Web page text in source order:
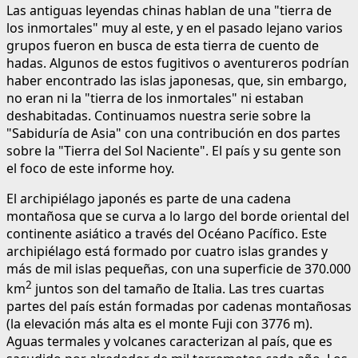
Las antiguas leyendas chinas hablan de una "tierra de
los inmortales" muy al este, y en el pasado lejano varios
grupos fueron en busca de esta tierra de cuento de
hadas. Algunos de estos fugitivos o aventureros podrían
haber encontrado las islas japonesas, que, sin embargo,
no eran ni la "tierra de los inmortales" ni estaban
deshabitadas. Continuamos nuestra serie sobre la
"Sabiduría de Asia" con una contribución en dos partes
sobre la "Tierra del Sol Naciente". El país y su gente son
el foco de este informe hoy.
El archipiélago japonés es parte de una cadena
montañosa que se curva a lo largo del borde oriental del
continente asiático a través del Océano Pacífico. Este
archipiélago está formado por cuatro islas grandes y
más de mil islas pequeñas, con una superficie de 370.000
km2 juntos son del tamaño de Italia. Las tres cuartas
partes del país están formadas por cadenas montañosas
(la elevación más alta es el monte Fuji con 3776 m).
Aguas termales y volcanes caracterizan al país, que es